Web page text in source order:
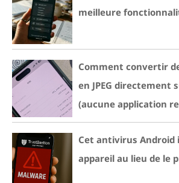
meilleure
Comment convertir
en JPEG directement
(aucune application
Cet antivirus
appareil au lieu de le